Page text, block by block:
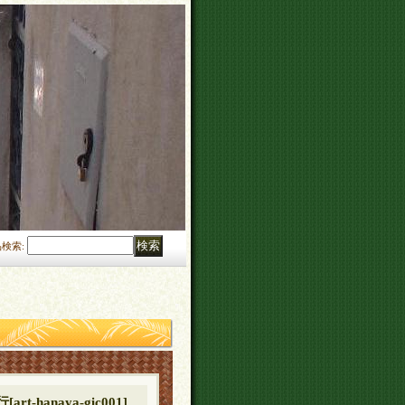
検索: